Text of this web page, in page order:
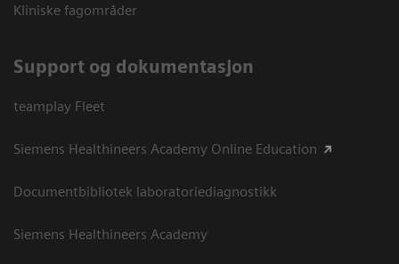
Kliniske fagområder
Support og dokumentasjon
teamplay Fleet
Siemens Healthineers Academy Online Education
Documentbibliotek laboratoriediagnostikk
Siemens Healthineers Academy